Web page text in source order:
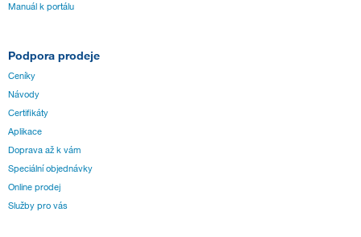
Manuál k portálu
Podpora prodeje
Ceníky
Návody
Certifikáty
Aplikace
Doprava až k vám
Speciální objednávky
Online prodej
Služby pro vás